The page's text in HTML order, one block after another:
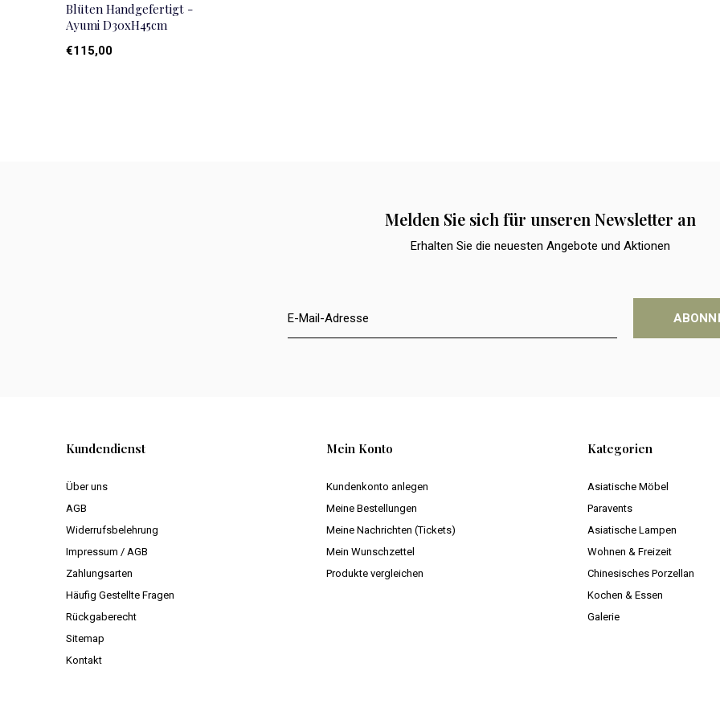
Blüten Handgefertigt -
Ayumi D30xH45cm
€115,00
Melden Sie sich für unseren Newsletter an
Erhalten Sie die neuesten Angebote und Aktionen
Kundendienst
Über uns
AGB
Widerrufsbelehrung
Impressum / AGB
Zahlungsarten
Häufig Gestellte Fragen
Rückgaberecht
Sitemap
Kontakt
Mein Konto
Kundenkonto anlegen
Meine Bestellungen
Meine Nachrichten (Tickets)
Mein Wunschzettel
Produkte vergleichen
Kategorien
Asiatische Möbel
Paravents
Asiatische Lampen
Wohnen & Freizeit
Chinesisches Porzellan
Kochen & Essen
Galerie